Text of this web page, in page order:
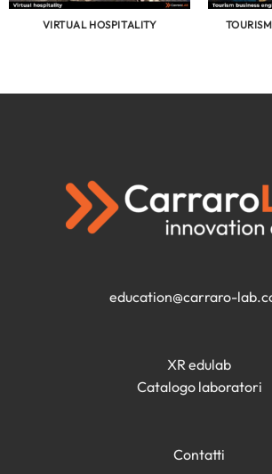
VIRTUAL HOSPITALITY
education@carraro-
XR edulab
Catalogo laboratori
Contatti